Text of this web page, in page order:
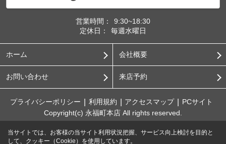
営業時間：
9:30~18:30
定休日：
毎週水曜日
ホーム 会社概要
お問い合わせ 来店予約
プライバシーポリシー 利用規約 アクセスマップ
PCサイト
Copyright(c) 永福町本店 All rights reserved.
当サイトでは、お客様の当サイト利用状況把握、サービス向上検討を目的と
して、クッキー（Cookie）を使用しています。